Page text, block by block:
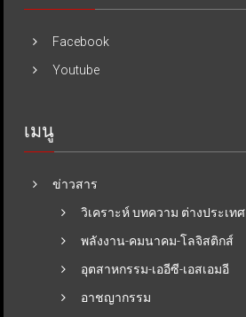
Facebook
Youtube
เมนู
ข่าวสาร
วิเคราะห์ บทความ ต่างประเทศ
พลังงาน-คมนาคม-โลจิสติกส์
อุตสาหกรรม-เออีซี-เอสเอมอี
อาชญากรรม